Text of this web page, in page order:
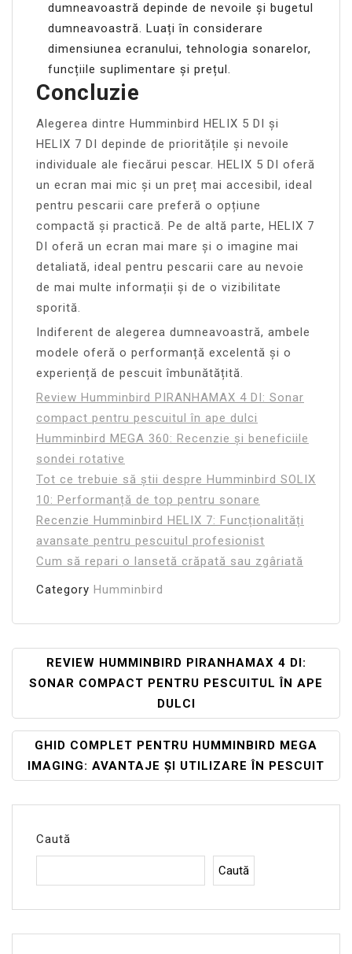
dumneavoastră depinde de nevoile și bugetul
dumneavoastră. Luați în considerare
dimensiunea ecranului, tehnologia sonarelor,
funcțiile suplimentare și prețul.
Concluzie
Alegerea dintre Humminbird HELIX 5 DI și
HELIX 7 DI depinde de prioritățile și nevoile
individuale ale fiecărui pescar. HELIX 5 DI oferă
un ecran mai mic și un preț mai accesibil, ideal
pentru pescarii care preferă o opțiune
compactă și practică. Pe de altă parte, HELIX 7
DI oferă un ecran mai mare și o imagine mai
detaliată, ideal pentru pescarii care au nevoie
de mai multe informații și de o vizibilitate
sporită.
Indiferent de alegerea dumneavoastră, ambele
modele oferă o performanță excelentă și o
experiență de pescuit îmbunătățită.
Review Humminbird PIRANHAMAX 4 DI: Sonar
compact pentru pescuitul în ape dulci
Humminbird MEGA 360: Recenzie și beneficiile
sondei rotative
Tot ce trebuie să știi despre Humminbird SOLIX
10: Performanță de top pentru sonare
Recenzie Humminbird HELIX 7: Funcționalități
avansate pentru pescuitul profesionist
Cum să repari o lansetă crăpată sau zgâriată
Category Humminbird
Navigare
În
Articole
REVIEW HUMMINBIRD PIRANHAMAX 4 DI:
SONAR COMPACT PENTRU PESCUITUL ÎN APE
DULCI
GHID COMPLET PENTRU HUMMINBIRD MEGA
IMAGING: AVANTAJE ȘI UTILIZARE ÎN PESCUIT
Caută
Caută